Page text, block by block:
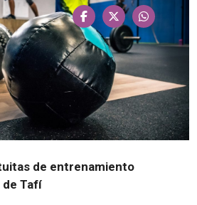
de entrenamiento
de Tafí